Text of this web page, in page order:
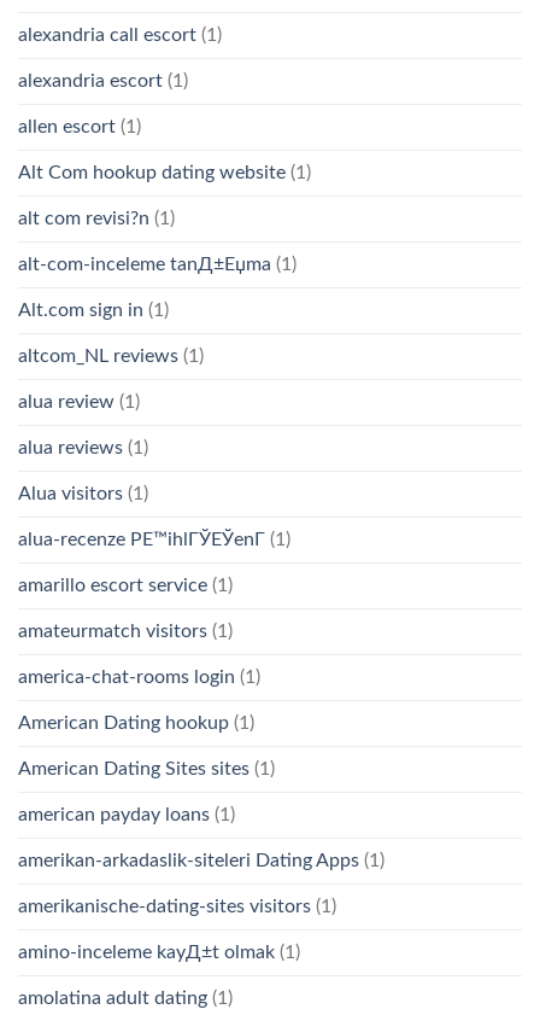
alexandria call escort (1)
alexandria escort (1)
allen escort (1)
Alt Com hookup dating website (1)
alt com revisi?n (1)
alt-com-inceleme tanД±Еџma (1)
Alt.com sign in (1)
altcom_NL reviews (1)
alua review (1)
alua reviews (1)
Alua visitors (1)
alua-recenze PЕ™ihlГЎЕЎenГ­ (1)
amarillo escort service (1)
amateurmatch visitors (1)
america-chat-rooms login (1)
American Dating hookup (1)
American Dating Sites sites (1)
american payday loans (1)
amerikan-arkadaslik-siteleri Dating Apps (1)
amerikanische-dating-sites visitors (1)
amino-inceleme kayД±t olmak (1)
amolatina adult dating (1)